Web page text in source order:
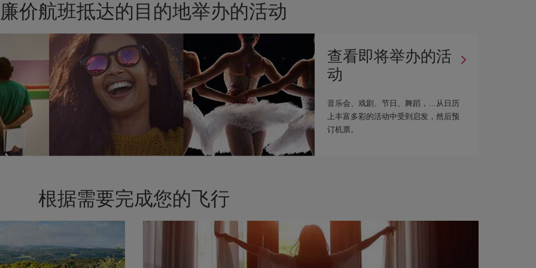
价航班抵达的目的地举办的活动
查看即将举办的活
动
音乐会、戏剧、节日、舞蹈，…从日历
上丰富多彩的活动中受到启发，然后预
订机票。
根据需要完成您的飞行